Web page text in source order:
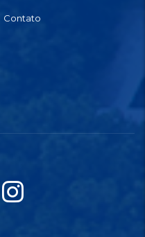
Contato